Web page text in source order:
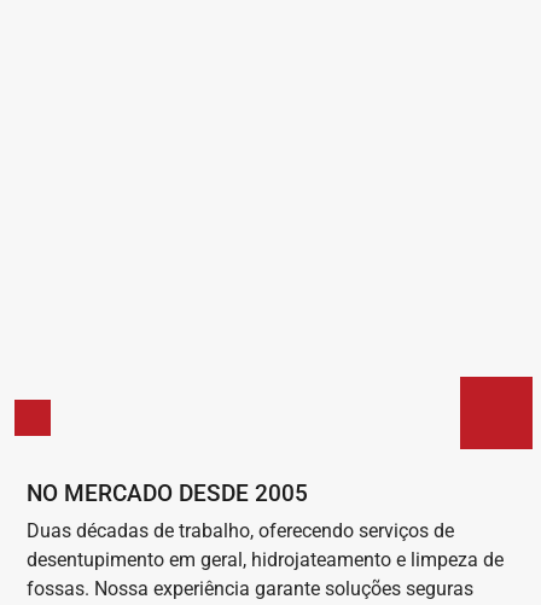
NO MERCADO DESDE 2005
Duas décadas de trabalho, oferecendo serviços de
desentupimento em geral, hidrojateamento e limpeza de
fossas. Nossa experiência garante soluções seguras